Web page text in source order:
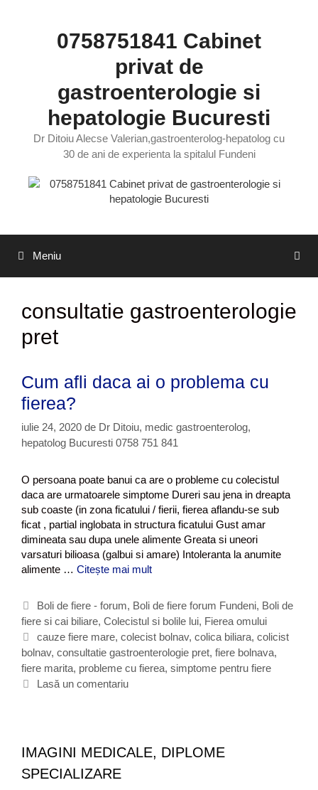
0758751841 Cabinet
privat de
gastroenterologie si
hepatologie Bucuresti
Dr Ditoiu Alecse Valerian,gastroenterolog-hepatolog cu
30 de ani de experienta la spitalul Fundeni
Meniu
consultatie gastroenterologie
pret
Cum afli daca ai o problema cu
fierea?
iulie 24, 2020 de Dr Ditoiu, medic gastroenterolog,
hepatolog Bucuresti 0758 751 841
O persoana poate banui ca are o probleme cu colecistul
daca are urmatoarele simptome Dureri sau jena in dreapta
sub coaste (in zona ficatului / fierii, fierea aflandu-se sub
ficat , partial inglobata in structura ficatului Gust amar
dimineata sau dupa unele alimente Greata si uneori
varsaturi bilioasa (galbui si amare) Intoleranta la anumite
alimente … Citește mai mult
m
f
l
i
d
o
C
a
t
e
g
o
Boli de fiere - forum, Boli de fiere forum Fundeni, Boli de
fiere si cai biliare, Colecistul si bolile lui, Fierea omului
E
t
i
c
e
cauze fiere mare, colecist bolnav, colica biliara, colicist
bolnav, consultatie gastroenterologie pret, fiere bolnava,
fiere marita, probleme cu fierea, simptome pentru fiere
Lasă un comentariu
IMAGINI MEDICALE, DIPLOME
SPECIALIZARE